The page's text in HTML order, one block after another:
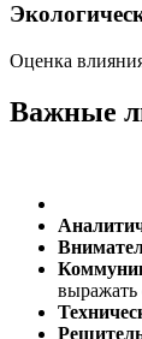
Оценка
Важные